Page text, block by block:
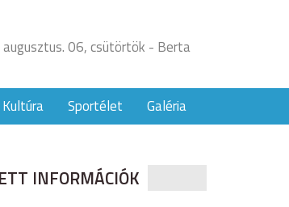
06, csütörtök - Berta
Kultúra Sportélet Galéria
INFORMÁCIÓK